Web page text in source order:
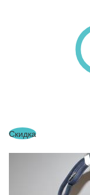
Скидка